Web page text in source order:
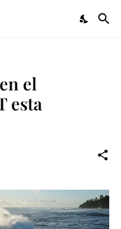
el
esta